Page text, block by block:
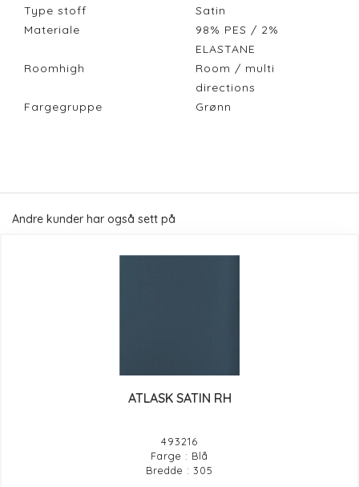
Type stoff
Satin
Materiale
98% PES / 2%
ELASTANE
Roomhigh
Room / multi
directions
Fargegruppe
Grønn
Andre kunder har også sett på
ATLASK SATIN RH
493216
Farge : Blå
Bredde : 305